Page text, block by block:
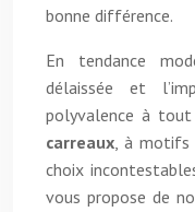
bonne différence.
En tendance
délaissée et
polyvalence à tout
carreaux, à motifs
choix
vous propose de